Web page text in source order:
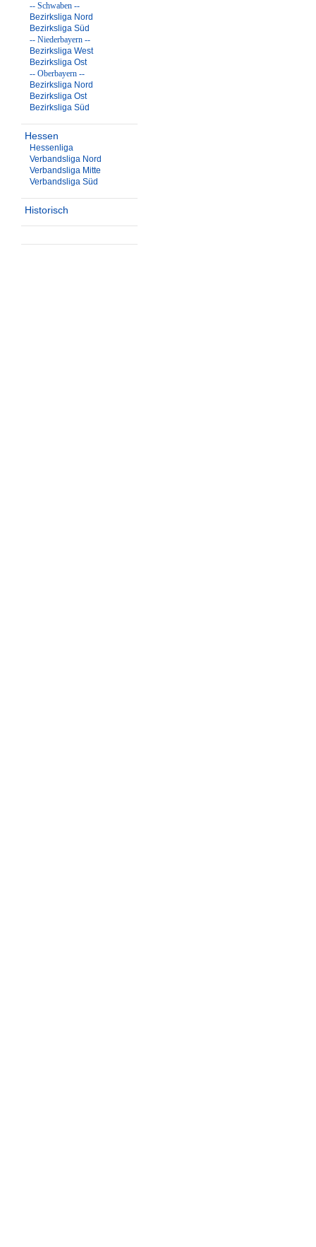
-- Schwaben --
Bezirksliga Nord
Bezirksliga Süd
-- Niederbayern --
Bezirksliga West
Bezirksliga Ost
-- Oberbayern --
Bezirksliga Nord
Bezirksliga Ost
Bezirksliga Süd
Hessen
Hessenliga
Verbandsliga Nord
Verbandsliga Mitte
Verbandsliga Süd
Historisch